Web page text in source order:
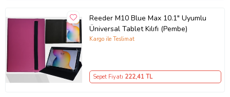
Reeder M10 Blue Max 10.1" Uyumlu
Üniversal Tablet Kılıfı (Pembe)
Kargo ile Teslimat
Sepet Fiyatı 222,41 TL